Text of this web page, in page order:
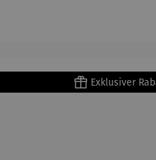
Exklusiver